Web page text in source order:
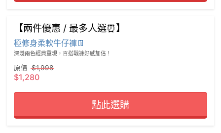
【兩件優惠 / 最多人選⏰】
極修身柔軟牛仔褲👖
深淺兩色經典重現，百搭戰褲好感加倍！
原價 $1,998
$1,280
點此選購